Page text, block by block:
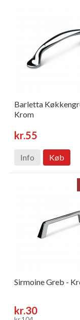
Barletta
Krom
kr.55
Info Køb
Sirmoine Greb -
kr.30